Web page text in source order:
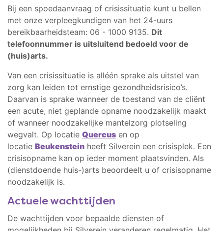
Bij een spoedaanvraag of crisissituatie kunt u bellen
met onze verpleegkundigen van het 24-uurs
bereikbaarheidsteam: 06 - 1000 9135. Dit
telefoonnummer is uitsluitend bedoeld voor de
(huis)arts.
Van een crisissituatie is alléén sprake als uitstel van
zorg kan leiden tot ernstige gezondheidsrisico’s.
Daarvan is sprake wanneer de toestand van de cliënt
een acute, niet geplande opname noodzakelijk maakt
of wanneer noodzakelijke mantelzorg plotseling
wegvalt. Op locatie Quercus en op
locatie Beukenstein heeft Silverein een crisisplek. Een
crisisopname kan op ieder moment plaatsvinden. Als
(dienstdoende huis-)arts beoordeelt u of crisisopname
noodzakelijk is.
Actuele wachttijden
De wachttijden voor bepaalde diensten of